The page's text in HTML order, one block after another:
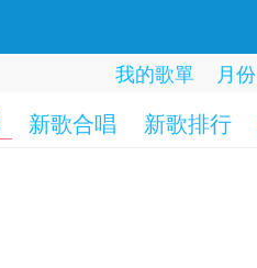
我的歌單 月份
新歌合唱 新歌排行